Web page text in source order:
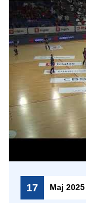
17 Мај 2025